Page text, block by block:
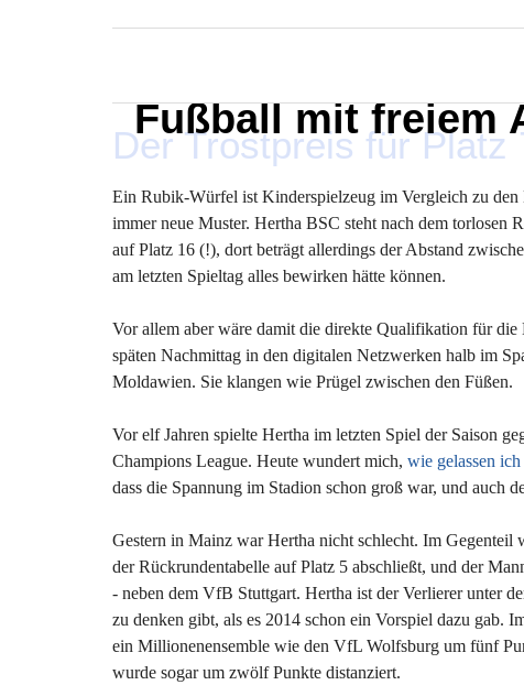
Fußball mit freiem
Der Trostpreis für Platz
Ein Rubik-Würfel ist Kinderspielzeug im Vergleich zu den
immer neue Muster. Hertha BSC steht nach dem torlosen
auf Platz 16 (!), dort beträgt allerdings der Abstand
am letzten Spieltag alles bewirken hätte können.
Vor allem aber wäre damit die direkte Qualifikation für die
späten Nachmittag in den digitalen Netzwerken halb im
Moldawien. Sie klangen wie Prügel zwischen den Füßen.
Vor elf Jahren spielte Hertha im letzten Spiel der Saison
Champions League. Heute wundert mich, wie gelassen
dass die Spannung im Stadion schon groß war, und auch
Gestern in Mainz war Hertha nicht schlecht. Im Gegenteil
der Rückrundentabelle auf Platz 5 abschließt, und der
- neben dem VfB Stuttgart. Hertha ist der Verlierer unter
zu denken gibt, als es 2014 schon ein Vorspiel dazu gab.
ein Millionenensemble wie den VfL Wolfsburg um fünf
wurde sogar um zwölf Punkte distanziert.